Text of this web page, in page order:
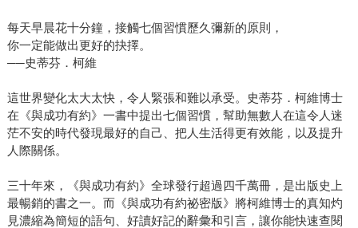
每天早晨花十分鐘，接觸七個習慣歷久彌新的原則，
你一定能做出更好的抉擇。
──史蒂芬．柯維
這世界變化太大太快，令人緊張和難以承受。史蒂芬．柯維博士
在《與成功有約》一書中提出七個習慣，幫助無數人在這令人迷
茫不安的時代發現最好的自己、把人生活得更有效能，以及提升
人際關係。
三十年來，《與成功有約》全球發行超過四千萬冊，是出版史上
最暢銷的書之一。而《與成功有約祕密版》將柯維博士的真知灼
見濃縮為簡短的語句、好讀好記的辭彙和引言，讓你能快速查閱